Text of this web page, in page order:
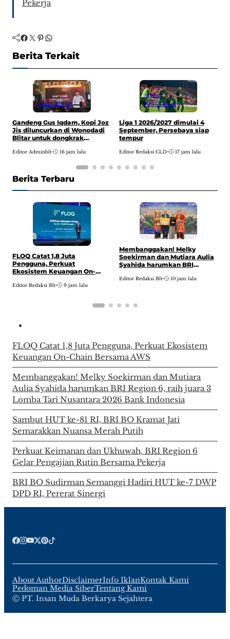
Pekerja
Facebook Twitter Pinterest WhatsApp
Berita Terkait
ArtikelBerita
Gandeng Gus Iqdam, Kopi Joz
Jis diluncurkan di Wonodadi
Blitar untuk dongkrak
Editor Adminblt• 16 jam lalu
Artikel
Pop Culture
Liga 1 2026/2027 dimulai 4
September, Persebaya siap
tempur
Editor Redaksi CLD• 17 jam lalu
Berita Terbaru
Berita
FLOQ Catat 1,8 Juta
Pengguna, Perkuat
Ekosistem Keuangan On-
Editor Redaksi Blt• 9 jam lalu
Berita
Membanggakan! Melky
Soekirman dan Mutiara Aulia
Syahida harumkan BRI
Tari Nusantara 2026 Bank
Editor Redaksi Blt• 10 jam lalu
FLOQ Catat 1,8 Juta Pengguna, Perkuat Ekosistem
Keuangan On-Chain Bersama AWS
Membanggakan! Melky Soekirman dan Mutiara
Aulia Syahida harumkan BRI Region 6, raih juara 3
Lomba Tari Nusantara 2026 Bank Indonesia
Sambut HUT ke-81 RI, BRI BO Kramat Jati
Semarakkan Nuansa Merah Putih
Perkuat Keimanan dan Ukhuwah, BRI Region 6
Gelar Pengajian Rutin Bersama Pekerja
BRI BO Sudirman Semanggi Hadiri HUT ke-7 DWP
DPD RI, Pererat Sinergi
About AuthorDisclaimerInfo IklanKontak Kami
Pedoman Media SiberTentang Kami
Ⓒ PT. Insan Muda Berkarya Sejahtera